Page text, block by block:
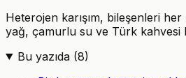
Heterojen karışım, bileşenleri
yağ, çamurlu su ve Türk kahvesi
Bu yazıda (8)